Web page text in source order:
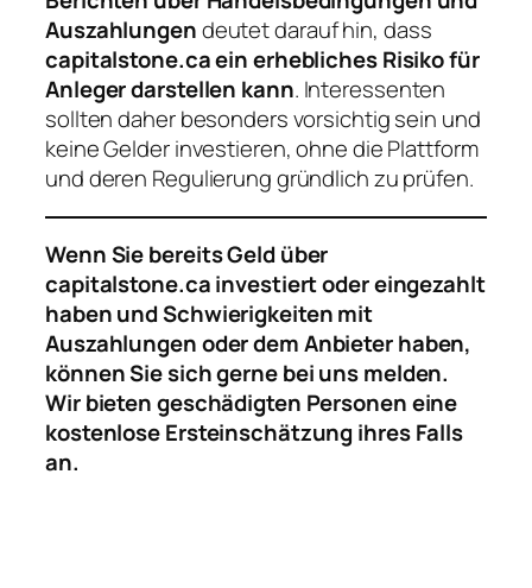
Auszahlungendeutet darauf hin, dass
capitalstone.ca ein erhebliches Risiko für
Anleger darstellen kann. Interessenten
sollten daher besonders vorsichtig sein und
keine Gelder investieren, ohne die Plattform
und deren Regulierung gründlich zu prüfen.
Wenn Sie bereits Geld über
capitalstone.ca investiert oder eingezahlt
haben und Schwierigkeiten mit
Auszahlungen oder dem Anbieter haben,
können Sie sich gerne bei uns melden.
Wir bieten geschädigten Personen eine
kostenlose Ersteinschätzung ihres Falls
an.